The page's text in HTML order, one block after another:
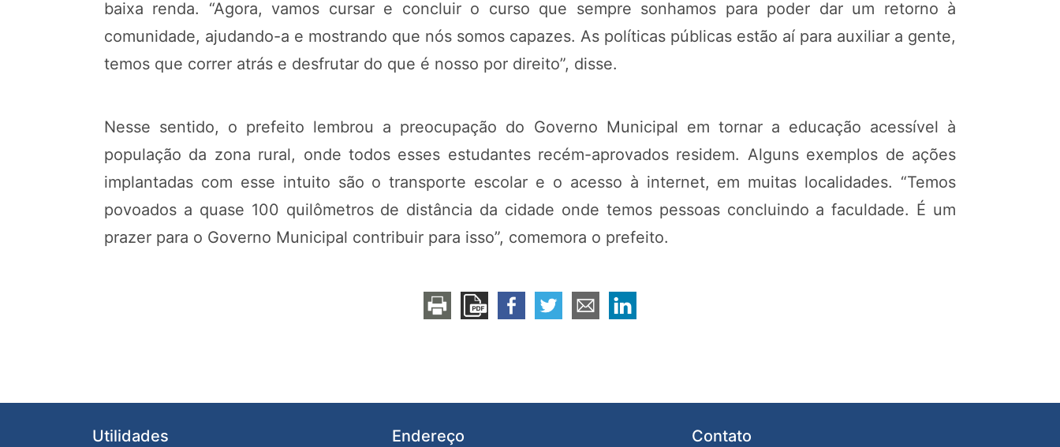
baixa renda. “Agora, vamos cursar e concluir o curso que sempre sonhamos para poder dar um retorno à
comunidade, ajudando-a e mostrando que nós somos capazes. As políticas públicas estão aí para auxiliar a gente,
temos que correr atrás e desfrutar do que é nosso por direito”, disse.
Nesse sentido, o prefeito lembrou a preocupação do Governo Municipal em tornar a educação acessível à
população da zona rural, onde todos esses estudantes recém-aprovados residem. Alguns exemplos de ações
implantadas com esse intuito são o transporte escolar e o acesso à internet, em muitas localidades. “Temos
povoados a quase 100 quilômetros de distância da cidade onde temos pessoas concluindo a faculdade. É um
prazer para o Governo Municipal contribuir para isso”, comemora o prefeito.
Utilidades Endereço Contato